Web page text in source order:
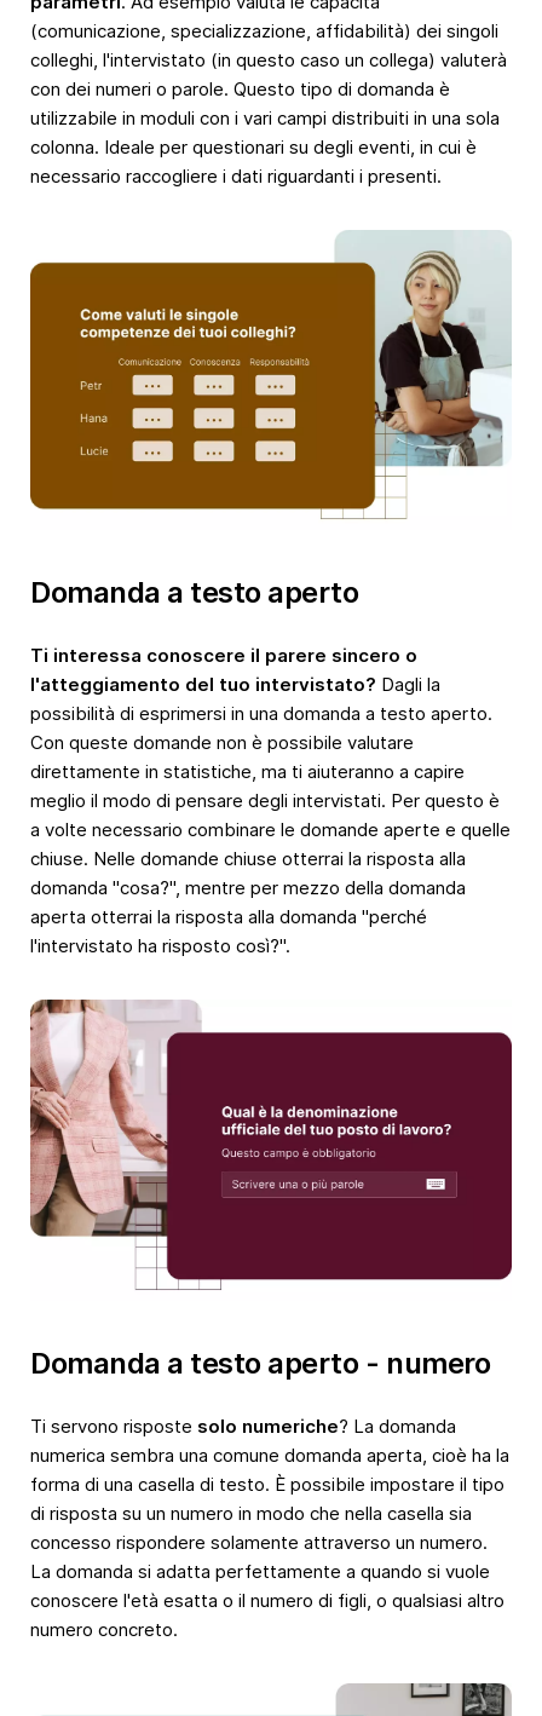
(comunicazione, specializzazione, affidabilità) dei singoli
colleghi, l'intervistato (in questo caso un collega) valuterà
con dei numeri o parole. Questo tipo di domanda è
utilizzabile in moduli con i vari campi distribuiti in una sola
colonna. Ideale per questionari su degli eventi, in cui è
necessario raccogliere i dati riguardanti i presenti.
Domanda a testo aperto
Ti interessa conoscere il parere sincero o
l'atteggiamento del tuo intervistato? Dagli la
possibilità di esprimersi in una domanda a testo aperto.
Con queste domande non è possibile valutare
direttamente in statistiche, ma ti aiuteranno a capire
meglio il modo di pensare degli intervistati. Per questo è
a volte necessario combinare le domande aperte e quelle
chiuse. Nelle domande chiuse otterrai la risposta alla
domanda "cosa?", mentre per mezzo della domanda
aperta otterrai la risposta alla domanda "perché
l'intervistato ha risposto così?".
Domanda a testo aperto - numero
Ti servono risposte solo numeriche? La domanda
numerica sembra una comune domanda aperta, cioè ha la
forma di una casella di testo. È possibile impostare il tipo
di risposta su un numero in modo che nella casella sia
concesso rispondere solamente attraverso un numero.
La domanda si adatta perfettamente a quando si vuole
conoscere l'età esatta o il numero di figli, o qualsiasi altro
numero concreto.